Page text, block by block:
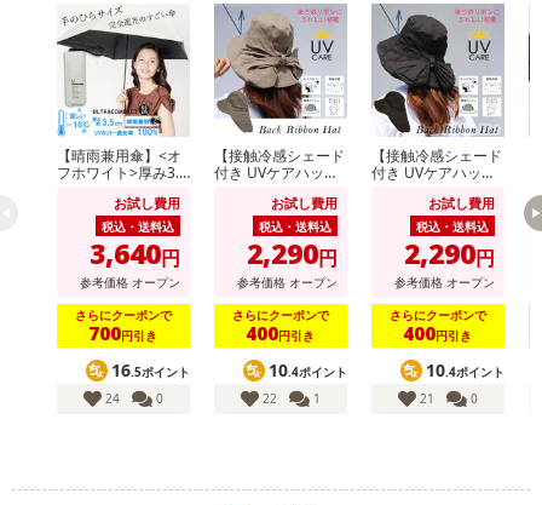
がございます。
■水に濡れた場合、色落ちする可能性があります。
注意事項
【賞味・消費期限のある商品について】
商品到着時点でのお日持ち期間は、配送日数などにより異なります
のでご了承ください。
【キャンセルについて】
※お申込み後のキャンセルはお受けできません。
記載されている内容を必ずご確認いただき、お届けする商品セット
にご納得いただきましたうえでお申し込みください。
※パッケージ変更や商品リニューアル（成分など含む）等により、
参考の掲載画像や画像内のバーコードなど、お届け商品と多少異な
了により、商品詳細内に記載の原産国・原材料の表記が旧表記の場
【晴雨兼用傘】<オ
フホワイト>厚み3.5
ズUVカット100％マ
イナス16度
お試し費用
税込・送料込
3,640円
参考価格 オープン
さらにクーポンで
700円引き
16.5ポイント
24
0
【接触冷感シェード
付き UVケアハッ
ご紐つきのおしゃれ
なツバ広リボンハッ
お試し費用
税込・送料込
2,290円
参考価格 オープン
さらにクーポンで
400円引き
10.4ポイント
22
1
【接触冷感シェード
付き UVケアハッ
ご紐つきのおしゃれ
なツバ広リボンハッ
お試し費用
税込・送料込
2,290円
参考価格 オープン
さらにクーポンで
400円引き
10.4ポイント
21
0